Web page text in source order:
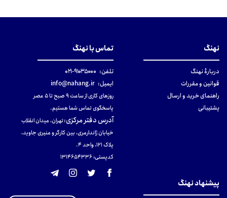
نهنگ
دربارهٔ نهنگ
قوانین و مقررات
راهنمای خرید و ارسال
پشتیبانی
تماس با نهنگ
تلفن: ۹۱۰۳۵۰۰۰-۰۲۱
ایمیل: info@nahang.ir
روزهای کاری از ساعت ۹ صبح تا ۵ عصر
پاسخگوی تماس شما هستیم.
آدرس دفتر مرکزی:تهران، میدان انقلاب
خیابان ژاندارمری، بین کارگر و منیری جاوید،
پلاک 121، واحد ۴.
کدپستی: 131465433۶
پیشنهاد نهنگ